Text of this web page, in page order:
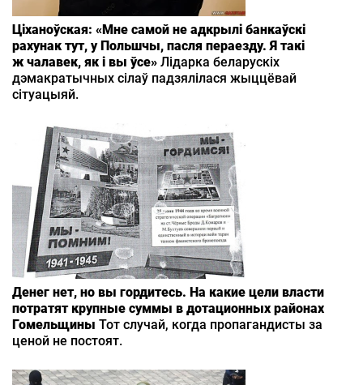
Ціханоўская: «Мне самой не адкрылі банкаўскі
рахунак тут, у Польшчы, пасля пераезду. Я такі
ж чалавек, як і вы ўсе» Лідарка беларускіх
дэмакратычных сілаў падзялілася жыццёвай
сітуацыяй.
Денег нет, но вы гордитесь. На какие цели власти
потратят крупные суммы в дотационных районах
Гомельщины Тот случай, когда пропагандисты за
ценой не постоят.